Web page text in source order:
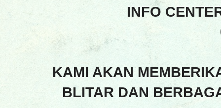
INFO
KAMI AKAN
BLITAR DAN